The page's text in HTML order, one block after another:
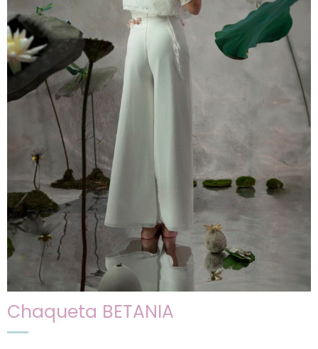
Chaqueta BETANIA